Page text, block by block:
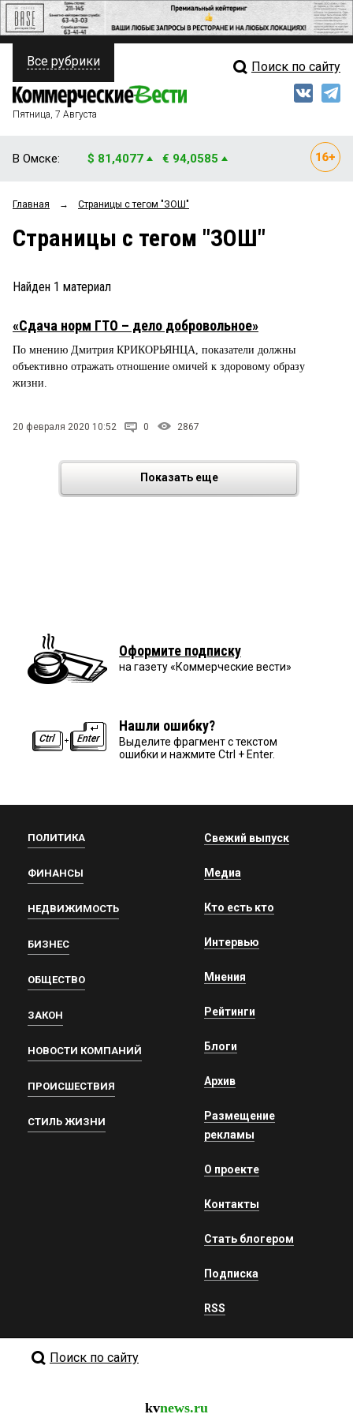
ПОЛИТИКА
ФИНАНСЫ
ОБЩЕСТВО
ЗАКОН
НОВОСТИ КОМПАНИЙ
СТИЛЬ ЖИЗНИ
Свежий выпуск
Рейтинги
Все рубрики Поиск по сайту
Пятница, 7 Августа
В Омске: $ 81,4077 € 94,0585
Главная → Страницы c тегом "ЗОШ"
Страницы c тегом "ЗОШ"
Найден 1 материал
«Сдача норм ГТО – дело добровольное»
По мнению Дмитрия КРИКОРЬЯНЦА, показатели должны
объективно отражать отношение омичей к здоровому образу
жизни.
20 февраля 2020 10:52 0 2867
Показать еще
Оформите подписку
на газету «Коммерческие вести»
Нашли ошибку?
Выделите фрагмент с текстом
ошибки и нажмите Ctrl + Enter.
ПОЛИТИКА
ФИНАНСЫ
НЕДВИЖИМОСТЬ
БИЗНЕС
ОБЩЕСТВО
ЗАКОН
НОВОСТИ КОМПАНИЙ
ПРОИСШЕСТВИЯ
СТИЛЬ ЖИЗНИ
Свежий выпуск
Медиа
Кто есть кто
Интервью
Мнения
Рейтинги
Блоги
Архив
Размещение
рекламы
О проекте
Контакты
Стать блогером
Подписка
RSS
Поиск по сайту
kvnews.ru